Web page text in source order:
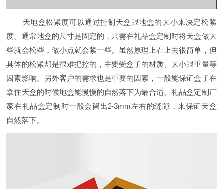
天地盒松紧度可以通过控制天盒跟地盒的大小来决定松紧
度。通常地盒的尺寸是固定的，只需在礼品盒定制时将天盒做大
些就会松些，做小点就会紧一些。虽然原理上看上去很简单，但
具体的松紧却是很难把控的，主要受盒子的材质、大小跟重量等
因素影响。另外客户的需求也是重要的因素，一般能保证盒子在
拿住天盒的时候地盒能慢慢的自然落下为最合适。礼品盒定制厂
家在礼品盒定制时一般会留出2-3mm左右的缝隙，来保证天盒
自然落下。